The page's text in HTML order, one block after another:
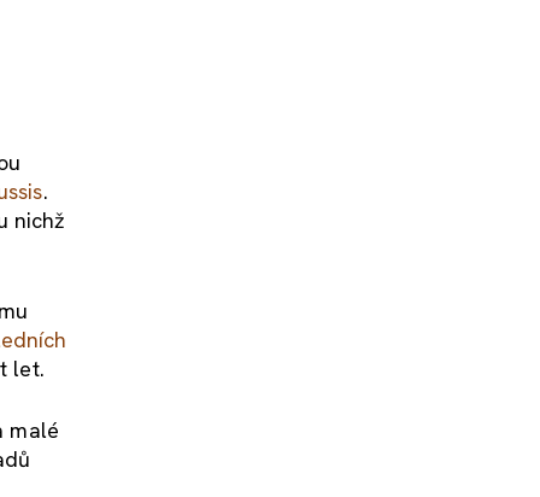
.
nichž
let.
malé